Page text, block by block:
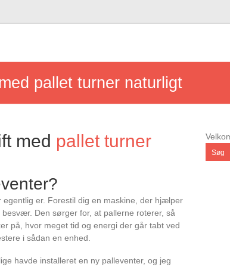
pallet turner naturligt
med pallet turner
er. Forestil dig en maskine, der hjælper
Den sørger for, at pallerne roterer, så
på, hvor meget tid og energi der går tabt ved
i sådan en enhed.
havde installeret en ny palleventer, og jeg
Søg